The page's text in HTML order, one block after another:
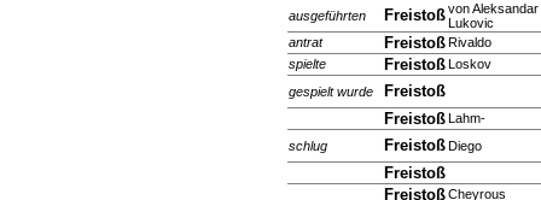
ausgeführten
Freistoßvon Aleksandar
Lukovic
antrat
Freistoß Rivaldo
spielte
Freistoß
Loskov
gespielt wurde
Freistoß
Freistoß
Lahm-
schlug
Freistoß Diego
Freistoß
FreistoßCheyrous